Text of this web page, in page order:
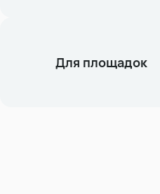
Для площадок